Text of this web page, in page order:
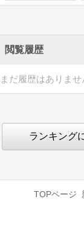
閲覧履歴
まだ履歴はありませ
ランキング
TOPページ